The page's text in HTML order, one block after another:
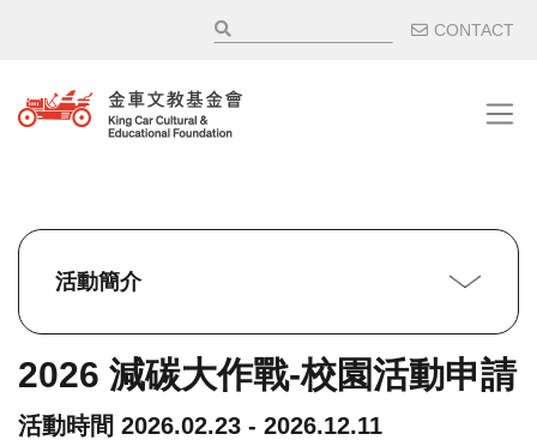
輔助選
CONTACT
活動簡介
2026 減碳大作戰-校園活動申請
活動時間 2026.02.23 - 2026.12.11